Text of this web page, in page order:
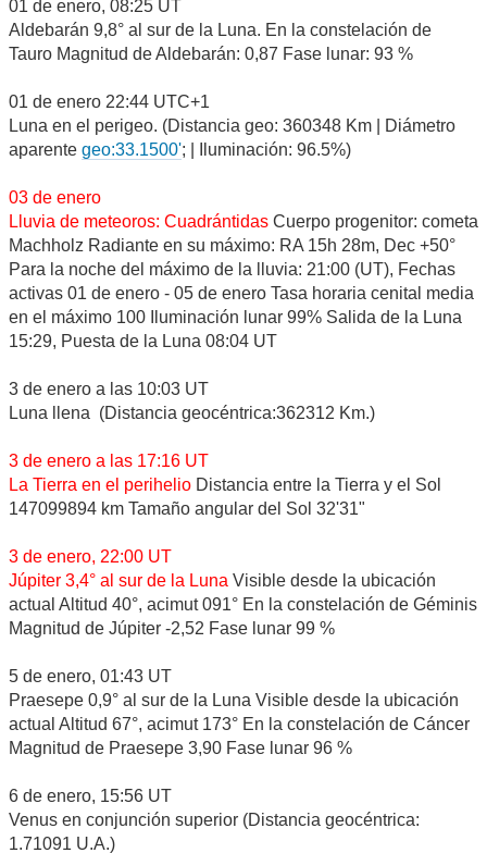
01 de enero, 08:25 UT
Aldebarán 9,8° al sur de la Luna. En la constelación de
Tauro Magnitud de Aldebarán: 0,87 Fase lunar: 93 %
01 de enero 22:44 UTC+1
Luna en el perigeo. (Distancia geo: 360348 Km | Diámetro
aparente geo:33.1500'; | Iluminación: 96.5%)
03 de enero
Lluvia de meteoros: Cuadrántidas Cuerpo progenitor: cometa
Machholz Radiante en su máximo: RA 15h 28m, Dec +50°
Para la noche del máximo de la lluvia: 21:00 (UT), Fechas
activas 01 de enero - 05 de enero Tasa horaria cenital media
en el máximo 100 Iluminación lunar 99% Salida de la Luna
15:29, Puesta de la Luna 08:04 UT
3 de enero a las 10:03 UT
Luna llena (Distancia geocéntrica:362312 Km.)
3 de enero a las 17:16 UT
La Tierra en el perihelio Distancia entre la Tierra y el Sol
147099894 km Tamaño angular del Sol 32'31"
3 de enero, 22:00 UT
Júpiter 3,4° al sur de la Luna Visible desde la ubicación
actual Altitud 40°, acimut 091° En la constelación de Géminis
Magnitud de Júpiter -2,52 Fase lunar 99 %
5 de enero, 01:43 UT
Praesepe 0,9° al sur de la Luna Visible desde la ubicación
actual Altitud 67°, acimut 173° En la constelación de Cáncer
Magnitud de Praesepe 3,90 Fase lunar 96 %
6 de enero, 15:56 UT
Venus en conjunción superior (Distancia geocéntrica:
1.71091 U.A.)